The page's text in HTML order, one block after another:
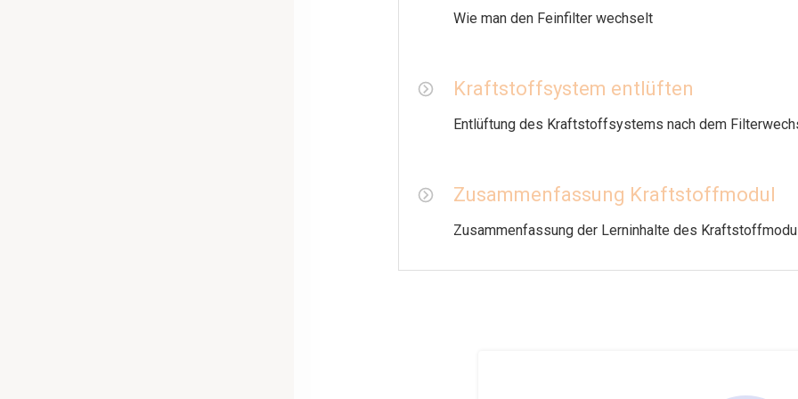
Wie man den Feinfilter wechselt
Kraftstoffsystem entlüften
Entlüftung des Kraftstoffsystems nach dem
Zusammenfassung Kraftstoffmodul
Zusammenfassung der Lerninhalte des